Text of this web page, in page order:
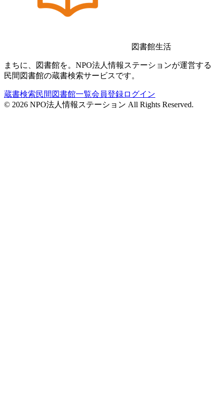
図書館生活
まちに、図書館を。NPO法人情報ステーションが運営する
民間図書館の蔵書検索サービスです。
蔵書検索民間図書館一覧会員登録ログイン
© 2026 NPO法人情報ステーション All Rights Reserved.